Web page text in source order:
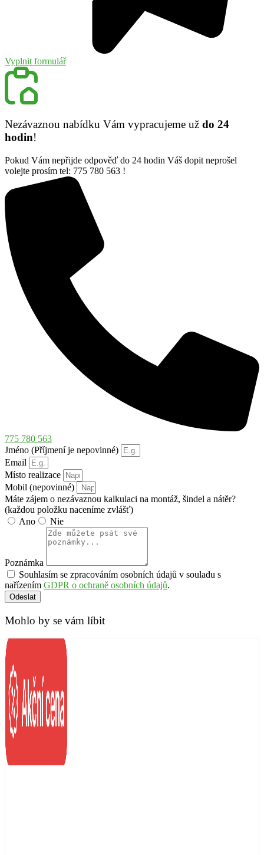
Vyplnit formulář
Nezávaznou nabídku Vám vypracujeme už do 24
hodin!
Pokud Vám nepřijde odpověď do 24 hodin Váš dopit neprošel
volejte prosím tel: 775 780 563 !
775 780 563
Jméno (Příjmení je nepovinné)
Email
Místo realizace
Mobil (nepovinné)
Máte zájem o nezávaznou kalkulaci na montáž, šindel a nátěr?
(každou položku naceníme zvlášť)
Ano
Nie
Poznámka
Souhlasím se zpracováním osobních údajů v souladu s
nařízením GDPR o ochraně osobních údajů.
Odeslat
Mohlo by se vám líbit